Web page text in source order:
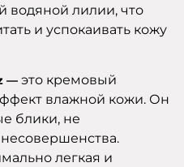
водяной лилии, что
и успокаивать кожу
— это кремовый
влажной кожи. Он
блики, не
легкая и